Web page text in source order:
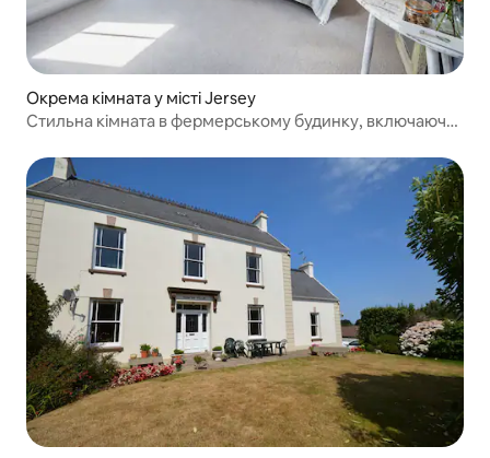
Окрема кімната у місті Jersey
Стильна кімната в фермерському будинку, включаючи